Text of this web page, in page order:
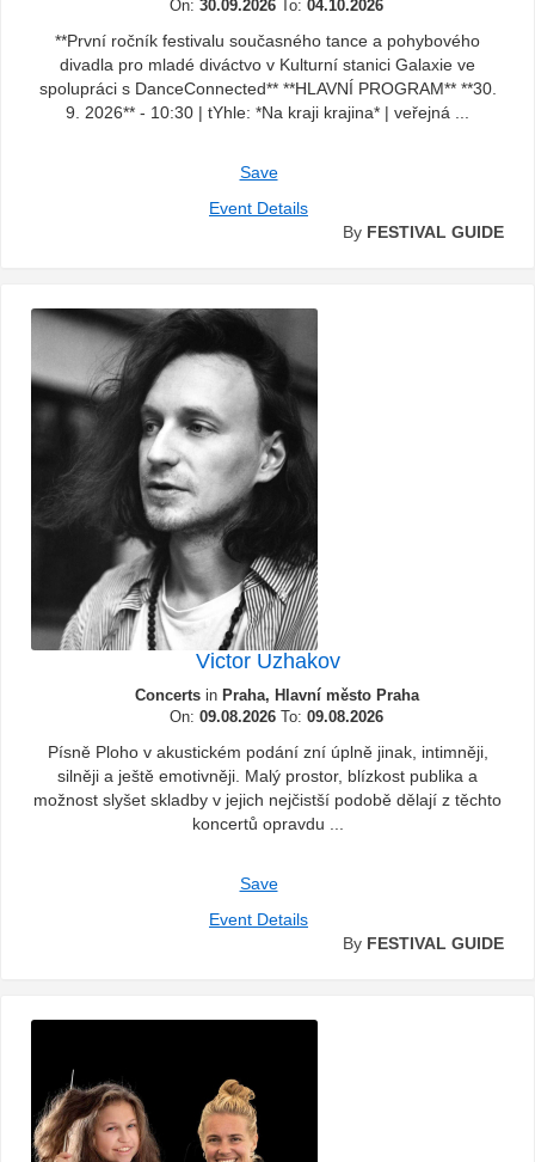
On: 30.09.2026 To: 04.10.2026
**První ročník festivalu současného tance a pohybového
divadla pro mladé diváctvo v Kulturní stanici Galaxie ve
spolupráci s DanceConnected** **HLAVNÍ PROGRAM** **30.
9. 2026** - 10:30 | tYhle: *Na kraji krajina* | veřejná ...
Save
Event Details
By FESTIVAL GUIDE
Victor Uzhakov
Concertsin Praha, Hlavní město Praha
On: 09.08.2026 To: 09.08.2026
Písně Ploho v akustickém podání zní úplně jinak, intimněji,
silněji a ještě emotivněji. Malý prostor, blízkost publika a
možnost slyšet skladby v jejich nejčistší podobě dělají z těchto
koncertů opravdu ...
Save
Event Details
By FESTIVAL GUIDE